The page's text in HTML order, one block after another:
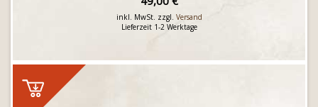
inkl. MwSt. zzgl. Versand
Lieferzeit 1-2 Werktage